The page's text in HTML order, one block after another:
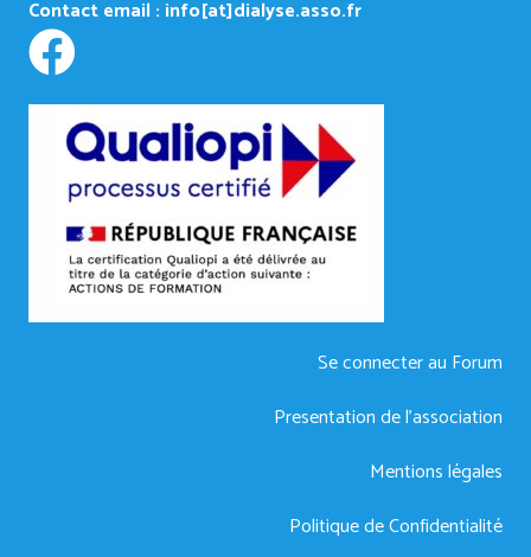
Contact email : info[at]dialyse.asso.fr
Se connecter au Forum
Presentation de l’association
Mentions légales
Politique de Confidentialité